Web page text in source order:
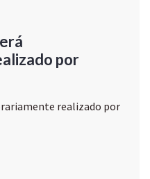
por
realizado por